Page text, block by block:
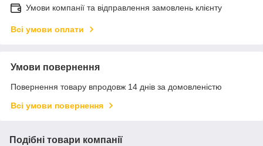
Умови компанії та відправлення замовлень клієнту
Всі умови оплати
Умови повернення
Повернення товару впродовж 14 днів за домовленістю
Всі умови повернення
Подібні товари компанії